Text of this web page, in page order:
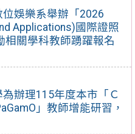
娛樂系舉辦「2026
Applications)國際證照
相關學科教師踴躍報名
辦理115年度本市「Ｃ
」教師增能研習，